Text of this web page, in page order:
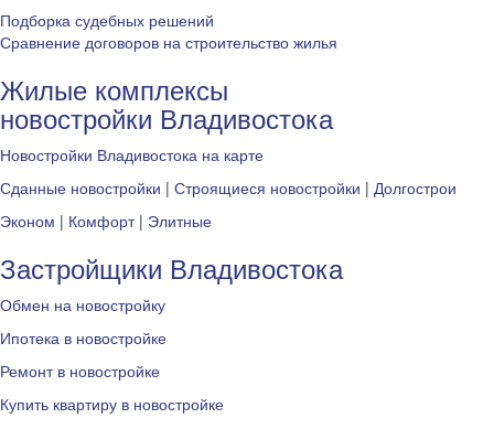
Подборка судебных решений
Сравнение договоров на строительство жилья
Жилые комплексы
новостройки Владивостока
Новостройки Владивостока на карте
Сданные новостройки | Строящиеся новостройки | Долгострои
Эконом | Комфорт| Элитные
Застройщики Владивостока
Обмен на новостройку
Ипотека в новостройке
Ремонт в новостройке
Купить квартиру в новостройке